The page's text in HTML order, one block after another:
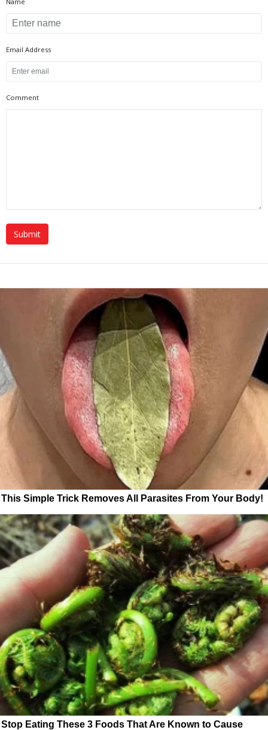
Email Address
Comment
This Simple Trick Removes All Parasites From Your Body!
Stop Eating These 3 Foods That Are Known to Cause